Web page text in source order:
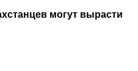
могут вырасти